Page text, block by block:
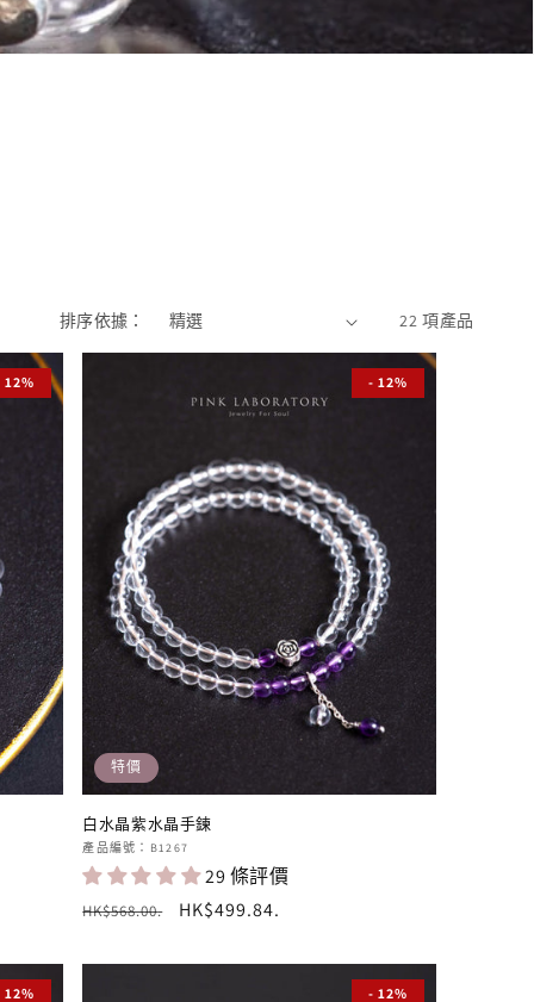
排序依據： 22 項產品
12%
特價
- 12%
白水晶紫水晶手鍊
廠
商：
產品編號：B1267
29 條評價
定
HK$568.00.
售
HK$499.84.
12% - 12%